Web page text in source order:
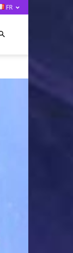
FR